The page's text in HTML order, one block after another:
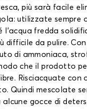
più sarà facile
utilizzate sempre
l'acqua fredda
difficile da pulire.
di ammoniaca,
che il prodotto
Risciacquate con
Quindi mescolate
gocce di